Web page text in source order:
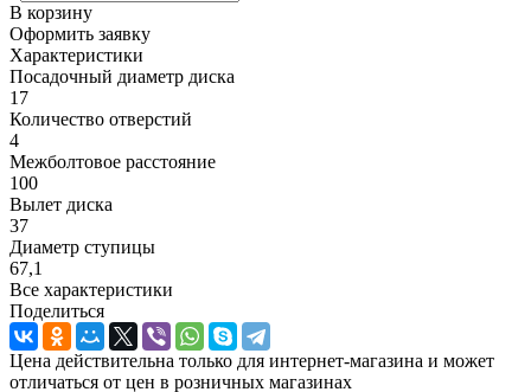
В корзину
Оформить заявку
Характеристики
Посадочный диаметр диска
17
Количество отверстий
4
Межболтовое расстояние
100
Вылет диска
37
Диаметр ступицы
67,1
Все характеристики
Поделиться
Цена действительна только для интернет-магазина и может
отличаться от цен в розничных магазинах